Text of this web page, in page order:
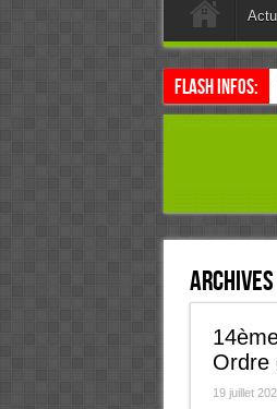
Flash Infos:
Ordre
19 juillet